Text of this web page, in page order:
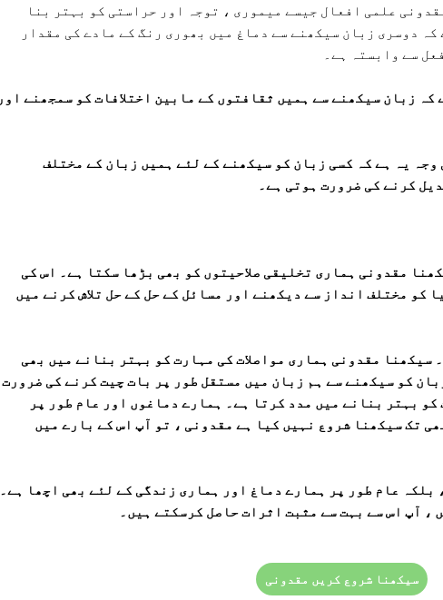
علمی افعال جیسے میموری ، توجہ اور حراستی کو بہتر بنا
دوسری زبان سیکھنے سے دماغ میں بھوری رنگ کے مادے کی مقدار
سے وابستہ ہے۔
زبان سیکھنے سے ہمیں ثقافتوں کے مابین اختلافات کو سمجھنے اور
یہ ہے کہ کسی زبان کو سیکھنے کے لئے ہمیں زبان کے مختلف
کرنے کی ضرورت ہوتی ہے۔
مقدونی ہماری تخلیقی صلاحیتوں کو بھی بڑھا سکتا ہے۔ اس کی
کو مختلف انداز سے دیکھنے اور مسائل کے حل کے حل تلاش کرنے میں
سیکھنا مقدونی ہماری مواصلات کی مہارت کو بہتر بنانے میں بھی
کو سیکھنے سے ہم زبان میں مستقل طور پر بات چیت کرنے کی ضرورت
کو بہتر بنانے میں مدد کرتا ہے۔ ہمارے دماغوں اور عام طور پر
تک سیکھنا شروع نہیں کیا ہے مقدونی ، تو آپ اس کے بارے میں
بلکہ عام طور پر ہمارے دماغ اور ہماری زندگی کے لئے بھی اچھا ہے۔
، آپ اس سے بہت سے مثبت اثرات حاصل کرسکتے ہیں۔
سیکھنا شروع کریں مقدونی